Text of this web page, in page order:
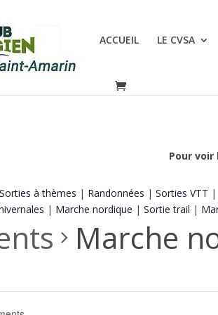
ACCUEIL LE CVSA
Pour
Sorties à thèmes | Randonnées | Sorties VTT |
| Marche nordique | Sortie trail |
Marche